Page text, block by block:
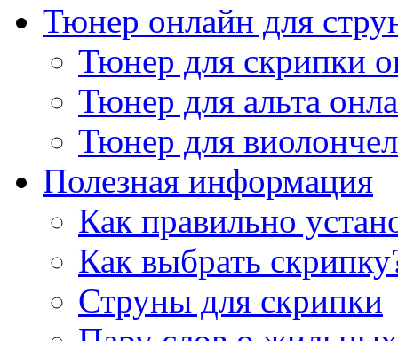
Тюнер онлайн для
Тюнер для скрипки
Тюнер для альта
Тюнер для
Полезная информация
Как правильно
Как выбрать
Струны для скрипки